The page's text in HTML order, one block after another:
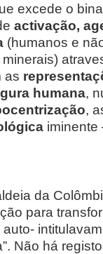
excede o
activação,
(humanos e
as
humana,
,
da
para
Não há